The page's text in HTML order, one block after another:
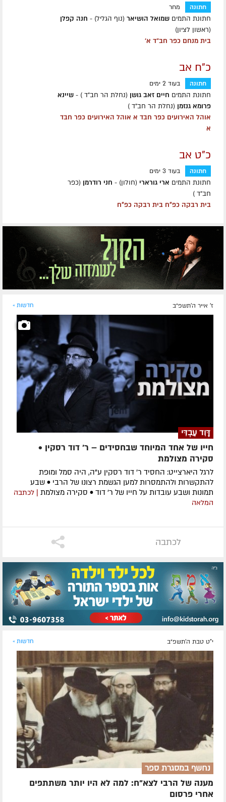
חתונה מחר
חתונת התמים שמואל הושיאר (נוף הגליל) - חנה קפלן
(ראשון לציון)
בית מנחם כפר חב"ד א'
כ"ח אב
חתונה בעוד 2 ימים
חתונת התמים חיים זאב גושן (נחלת הר חב"ד ) - שיינא
פרומא גנזמן (נחלת הר חב"ד )
אוהל האירועים כפר חבד א אוהל האירועים כפר חבד
א
כ"ט אב
חתונה בעוד 3 ימים
חתונת התמים ארי גורארי (חולון) - חני רודרמן (כפר
חב״ד )
בית רבקה כפ״ח בית רבקה כפ״ח
ז' אייר ה׳תשפ״ב חדשות »
דָּוִד עַבְדִּי
חייו של אחד המיוחד שבחסידים – ר' דוד רסקין •
סקירה מצולמת
לרגל היארצייט: החסיד ר' דוד רסקין ע"ה, היה סמל ומופת
להתקשרות ולהתמסרות למען הגשמת רצונו של הרבי • שבע
תמונות ושבע עובדות על חייו של ר' דוד • סקירה מצולמת | לכתבה
המלאה
לכתבה
י"ט טבת ה׳תשפ״ב חדשות »
נחשף במסגרת ספר
מענה של הרבי לצא"ח: למה לא היו יותר משתתפים
אחרי פרסום